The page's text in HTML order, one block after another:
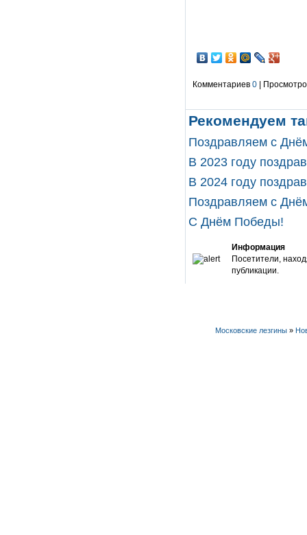
Комментариев 0 |
Рекомендуем
Поздравляем с
В 2023 году
В 2024 году
Поздравляем с
С Днём Победы!
Информация
Посетители,
публикации.
Московские лезгины »